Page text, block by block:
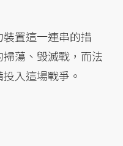
置這一連串的措
蕩、毀滅戰，而法
入這場戰爭。